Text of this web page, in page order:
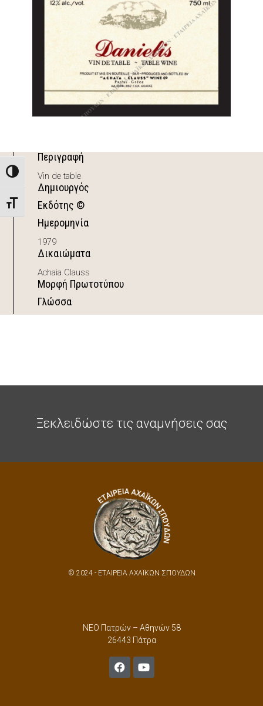
Toggle High Contrast
Toggle Font size
Περιγραφή
Vin de table
Δημιουργός
Εκδότης ©
Ημερομηνία
1979
Δικαιώματα
Achaia Clauss
Μορφή Πρωτοτύπου
Γλώσσα
Ξεκλειδώστε τις αναμνήσεις σας
© 2024 - ΕΤΑΙΡΕΙΑ ΑΧΑΪΚΩΝ ΣΠΟΥΔΩΝ
ΝΕΟ Πατρών – Αθηνών 58
26443 Πάτρα